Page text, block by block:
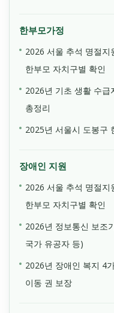
한부모가정
2026 서울 추석 명절지
한부모 자치구별 확인
2026년 기초 생활 수
총정리
2025년 서울시 도봉구
장애인 지원
2026 서울 추석 명절지
한부모 자치구별 확인
2026년 정보통신 보조
국가 유공자 등)
2026년 장애인 복지 4
이동 권 보장